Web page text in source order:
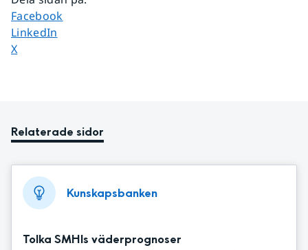
Dela sidan på
Facebook
Dela sidan på
LinkedIn
Dela sidan på
X
Relaterade sidor
Kunskapsbanken
Tolka SMHIs väderprognoser